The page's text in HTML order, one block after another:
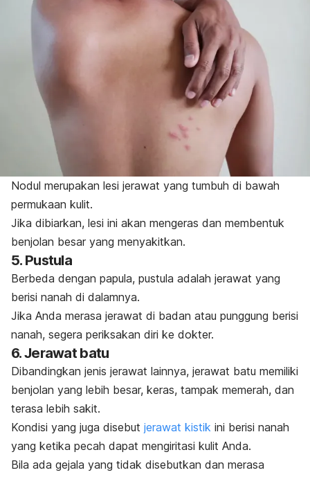
Nodul merupakan lesi jerawat yang tumbuh di bawah
permukaan kulit.
Jika dibiarkan, lesi ini akan mengeras dan membentuk
benjolan besar yang menyakitkan.
5. Pustula
Berbeda dengan papula, pustula adalah jerawat yang
berisi nanah di dalamnya.
Jika Anda merasa jerawat di badan atau punggung berisi
nanah, segera periksakan diri ke dokter.
6. Jerawat batu
Dibandingkan jenis jerawat lainnya, jerawat batu memiliki
benjolan yang lebih besar, keras, tampak memerah, dan
terasa lebih sakit.
Kondisi yang juga disebut jerawat kistik ini berisi nanah
yang ketika pecah dapat mengiritasi kulit Anda.
Bila ada gejala yang tidak disebutkan dan merasa